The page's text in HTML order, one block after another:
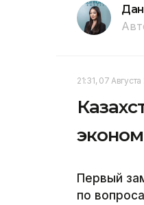
21:31, 07
Первый
по